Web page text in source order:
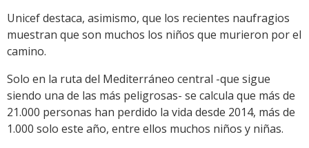
Unicef destaca, asimismo, que los recientes naufragios
muestran que son muchos los niños que murieron por el
camino.
Solo en la ruta del Mediterráneo central -que sigue
siendo una de las más peligrosas- se calcula que más de
21.000 personas han perdido la vida desde 2014, más de
1.000 solo este año, entre ellos muchos niños y niñas.